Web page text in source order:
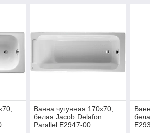
Ванна чугунная 170x70,
белая Jacob Delafon
Parallel E2947-00